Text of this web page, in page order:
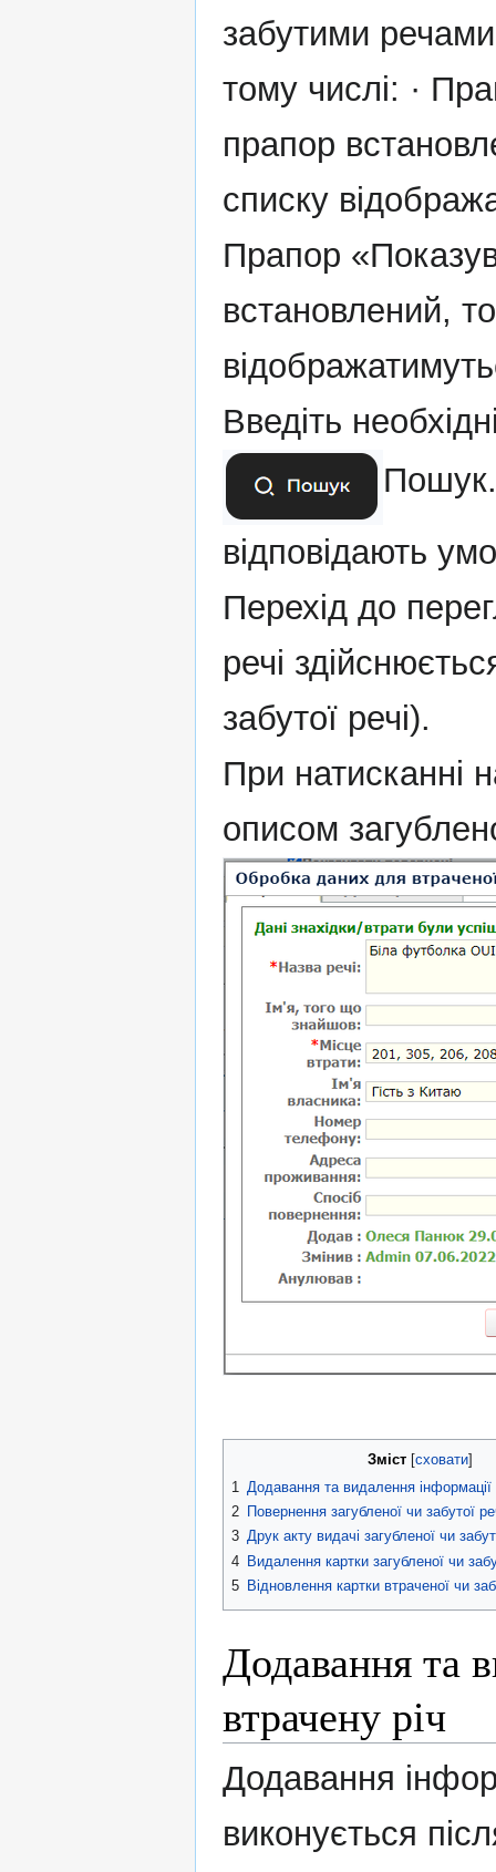
забутими
тому числі: ·
прапор
списку
Прапор
встановлений,
Введіть
відповідають
Перехід до
речі
забутої речі).
При натисканні
описом
Зміст
1
Додавання та видалення інформації
2 Повернення загубленої чи забутої
3 Друк акту видачі загубленої чи
4 Видалення картки загубленої чи
5 Відновлення картки втраченої чи
Додавання та
втрачену річ
Додавання
виконується